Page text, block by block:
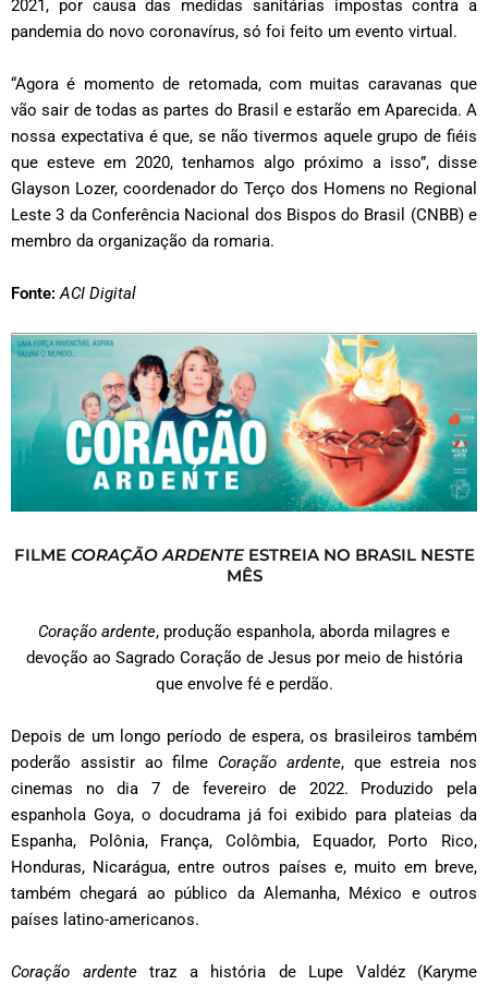
2021, por causa das medidas sanitárias impostas contra a
pandemia do novo coronavírus, só foi feito um evento virtual.
“Agora é momento de retomada, com muitas caravanas que
vão sair de todas as partes do Brasil e estarão em Aparecida. A
nossa expectativa é que, se não tivermos aquele grupo de fiéis
que esteve em 2020, tenhamos algo próximo a isso”, disse
Glayson Lozer, coordenador do Terço dos Homens no Regional
Leste 3 da Conferência Nacional dos Bispos do Brasil (CNBB) e
membro da organização da romaria.
Fonte: ACI Digital
FILME CORAÇÃO ARDENTEESTREIA NO BRASIL NESTE
MÊS
Coração ardente, produção espanhola, aborda milagres e
devoção ao Sagrado Coração de Jesus por meio de história
que envolve fé e perdão.
Depois de um longo período de espera, os brasileiros também
poderão assistir ao filme Coração ardente, que estreia nos
cinemas no dia 7 de fevereiro de 2022. Produzido pela
espanhola Goya, o docudrama já foi exibido para plateias da
Espanha, Polônia, França, Colômbia, Equador, Porto Rico,
Honduras, Nicarágua, entre outros países e, muito em breve,
também chegará ao público da Alemanha, México e outros
países latino-americanos.
Coração ardentetraz a história de Lupe Valdéz (Karyme